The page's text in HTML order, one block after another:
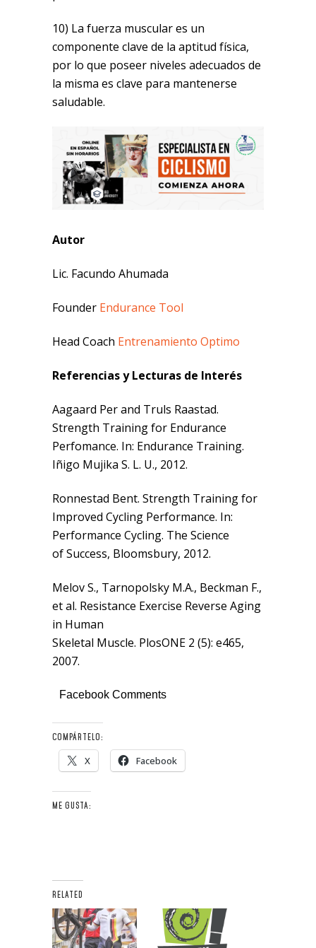
10) La fuerza muscular es un
componente clave de la aptitud física,
por lo que poseer niveles adecuados de
la misma es clave para mantenerse
saludable.
Autor
Lic. Facundo Ahumada
Founder Endurance Tool
Head Coach Entrenamiento Optimo
Referencias y Lecturas de Interés
Aagaard Per and Truls Raastad.
Strength Training for Endurance
Perfomance. In: Endurance Training.
Iñigo Mujika S. L. U., 2012.
Ronnestad Bent. Strength Training for
Improved Cycling Performance. In:
Performance Cycling. The Science
of Success, Bloomsbury, 2012.
Melov S., Tarnopolsky M.A., Beckman F.,
et al. Resistance Exercise Reverse Aging
in Human
Skeletal Muscle. PlosONE 2 (5): e465,
2007.
Facebook Comments
COMPÁRTELO:
X Facebook
ME GUSTA:
RELATED